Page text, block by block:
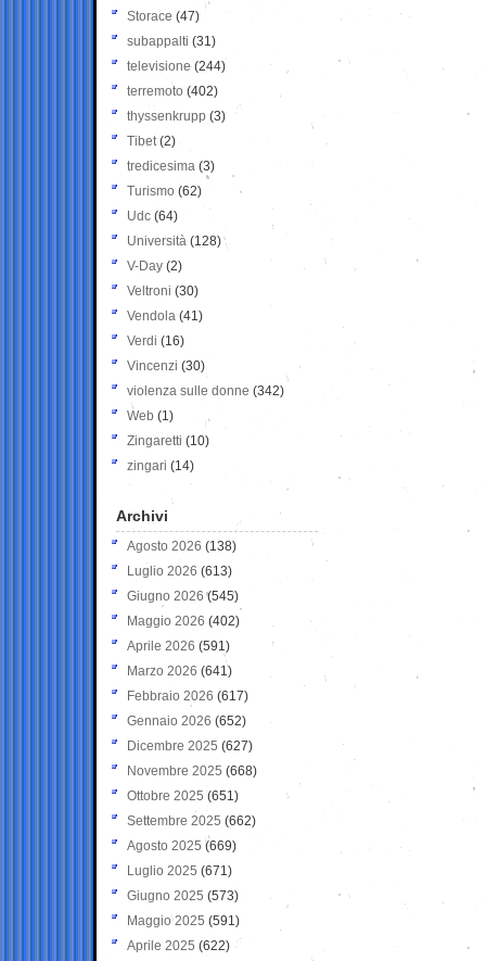
Storace (47)
subappalti (31)
televisione(244)
terremoto (402)
thyssenkrupp (3)
Tibet(2)
tredicesima (3)
Turismo (62)
Udc (64)
Università (128)
V-Day (2)
Veltroni (30)
Vendola (41)
Verdi (16)
Vincenzi (30)
violenza sulle donne (342)
Web (1)
Zingaretti (10)
zingari (14)
Archivi
Agosto 2026 (138)
Luglio 2026 (613)
Giugno 2026 (545)
Maggio 2026 (402)
Aprile 2026 (591)
Marzo 2026 (641)
Febbraio 2026 (617)
Gennaio 2026 (652)
Dicembre 2025 (627)
Novembre 2025 (668)
Ottobre 2025 (651)
Settembre 2025 (662)
Agosto 2025 (669)
Luglio 2025 (671)
Giugno 2025 (573)
Maggio 2025 (591)
Aprile 2025 (622)